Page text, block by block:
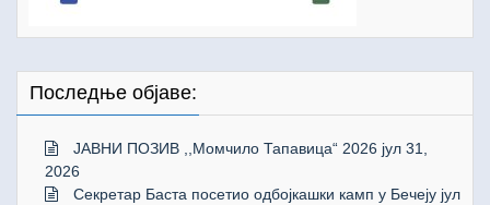
Последње објаве:
ЈАВНИ ПОЗИВ ,,Момчило Тапавица“ 2026 јул 31,
2026
Секретар Баста посетио одбојкашки камп у Бечеју јул